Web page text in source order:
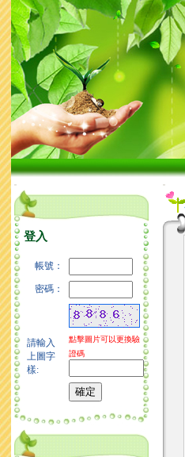
:::
登入
帳號：
密碼：
請輸入
上圖字
樣:
點擊圖片可以更換驗
證碼
:::